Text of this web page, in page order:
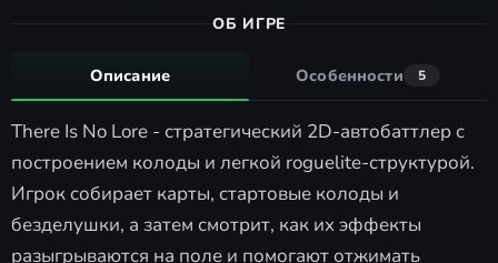
ОБ ИГРЕ
Описание Особенности 5
There Is No Lore - стратегический 2D-автобаттлер с
построением колоды и легкой roguelite-структурой.
Игрок собирает карты, стартовые колоды и
безделушки, а затем смотрит, как их эффекты
разыгрываются на поле и помогают отжимать